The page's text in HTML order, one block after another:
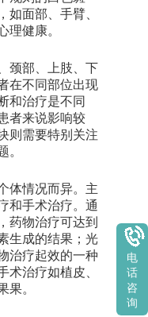
如面部、手臂、
理健康。
颈部、上肢、下
在不同部位出现
和治疗是不同
者来说影响较
则需要特别关注
。
体情况而异。主
和手术治疗。通
药物治疗可达到
生成的结果；光
治疗起效的一种
术治疗如植皮、
果。
电
话
咨
询